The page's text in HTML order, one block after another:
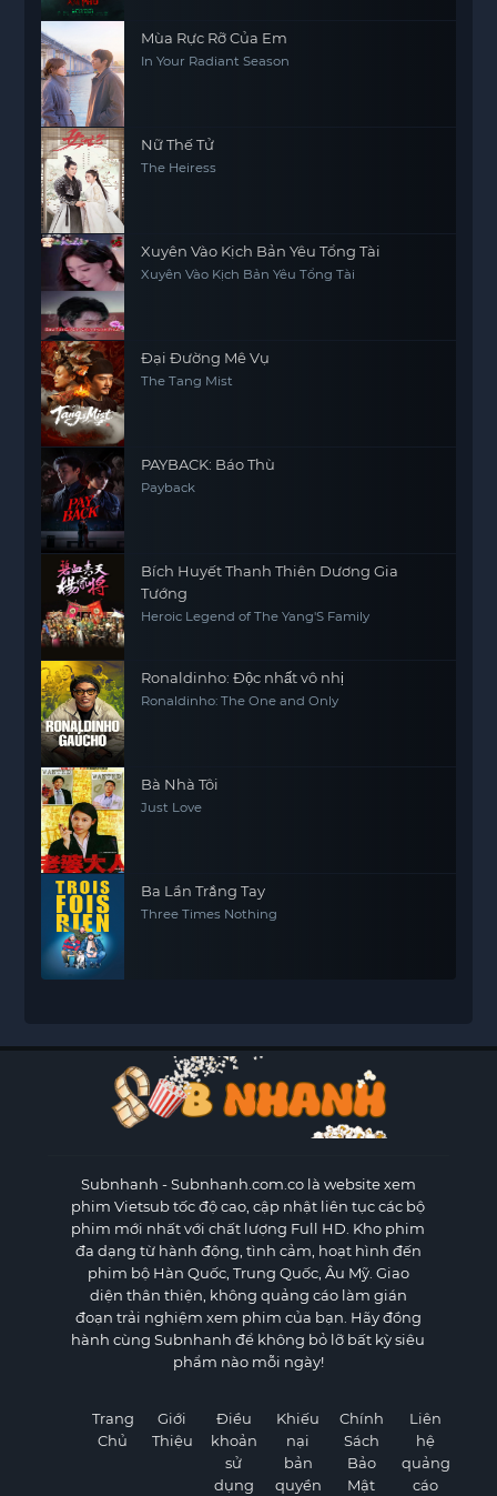
Mùa Rực Rỡ Của Em
In Your Radiant Season
Nữ Thế Tử
The Heiress
Xuyên Vào Kịch Bản Yêu Tổng Tài
Xuyên Vào Kịch Bản Yêu Tổng Tài
Đại Đường Mê Vụ
The Tang Mist
PAYBACK: Báo Thù
Payback
Bích Huyết Thanh Thiên Dương Gia
Tướng
Heroic Legend of The Yang'S Family
Ronaldinho: Độc nhất vô nhị
Ronaldinho: The One and Only
Bà Nhà Tôi
Just Love
Ba Lần Trắng Tay
Three Times Nothing
Subnhanh - Subnhanh.com.co là website xem
phim Vietsub tốc độ cao, cập nhật liên tục các bộ
phim mới nhất với chất lượng Full HD. Kho phim
đa dạng từ hành động, tình cảm, hoạt hình đến
phim bộ Hàn Quốc, Trung Quốc, Âu Mỹ. Giao
diện thân thiện, không quảng cáo làm gián
đoạn trải nghiệm xem phim của bạn. Hãy đồng
hành cùng Subnhanh để không bỏ lỡ bất kỳ siêu
phẩm nào mỗi ngày!
Trang
Chủ
Giới
Thiệu
Điều
khoản
sử
dụng
Khiếu
nại
bản
quyền
Chính
Sách
Bảo
Mật
Liên
hệ
quảng
cáo